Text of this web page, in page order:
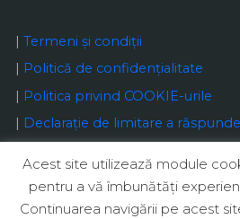
| Termeni și condiții
Politică de confidențialitate
| Politica privind COOKIE-urile
| Declaraţie de limitare a
Acest site utilizează module
pentru a vă îmbunătăţi
Continuarea navigării pe acest